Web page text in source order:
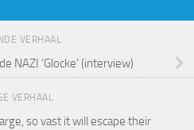
VERHAAL
NAZI ‘Glocke’ (interview)
VERHAAL
so vast it will escape their